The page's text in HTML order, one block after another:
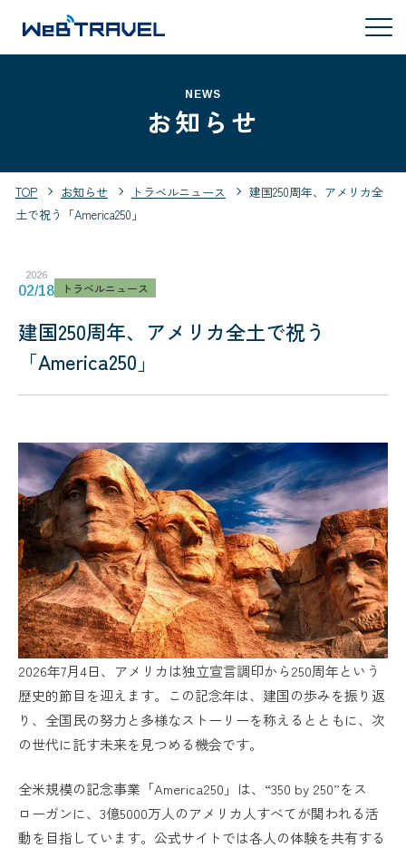
NEWS
お知らせ
TOP お知らせ トラベルニュース
建国250周年、アメリカ全
土で祝う「America250」
2026
02/18 トラベルニュース
建国250周年、アメリカ全土で祝う
「America250」
2026年7月4日、アメリカは独立宣言調印から250周年という
歴史的節目を迎えます。この記念年は、建国の歩みを振り返
り、全国民の努力と多様なストーリーを称えるとともに、次
の世代に託す未来を見つめる機会です。
全米規模の記念事業「America250」は、“350 by 250”をス
ローガンに、3億5000万人のアメリカ人すべてが関われる活
動を目指しています。公式サイトでは各人の体験を共有する